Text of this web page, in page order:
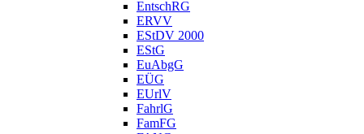
EntschRG
ERVV
EStDV 2000
EStG
EuAbgG
EÜG
EUrlV
FahrlG
FamFG